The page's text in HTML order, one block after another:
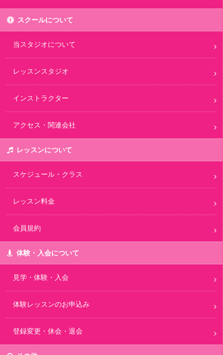
スクールについて
当スタジオについて
レッスンスタジオ
インストラクター
アクセス・関連会社
レッスンについて
スケジュール・クラス
レッスン料金
会員規約
体験・入会について
見学・体験・入会
体験レッスンのお申込み
登録変更・休会・退会